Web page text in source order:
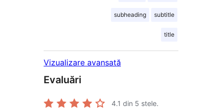
subheading subtitle
title
Vizualizare avansată
Evaluări
4.1 din 5 stele.